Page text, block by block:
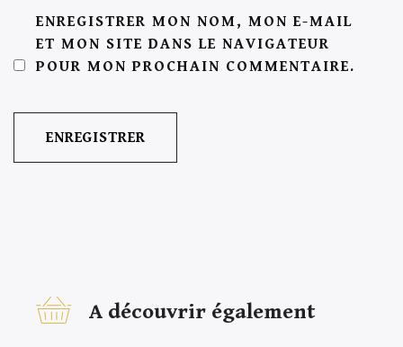
ENREGISTRER MON NOM, MON E-MAIL
ET MON SITE DANS LE NAVIGATEUR
POUR MON PROCHAIN COMMENTAIRE.
A découvrir également